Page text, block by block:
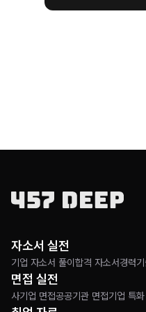
자소서 실전
기업 자소서 풀이 합격 자소서경력기
면접 실전
사기업 면접공공기관 면접기업 특